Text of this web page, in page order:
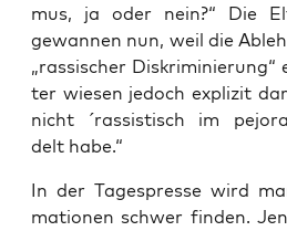
mus, ja oder nein?“ Die
gewan­nen nun, weil die
„ras­si­scher
ter wie­sen jedoch expli­zit
nicht ´ras­sis­tisch im
delt habe.“
In der Tages­pres­se wird
ma­tio­nen schwer fin­den.